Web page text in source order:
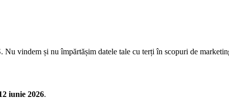
vindem și nu împărtășim datele tale cu terți în scopuri de
iunie 2026.